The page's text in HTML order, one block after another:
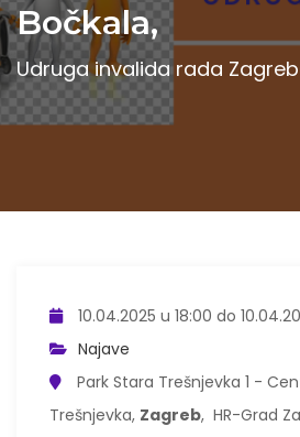
Bočkala,
Udruga invalida rada
10.04.2025 u 18:00 do
Najave
Park Stara Trešnjevka 1 -
Trešnjevka, Zagreb, HR-Grad